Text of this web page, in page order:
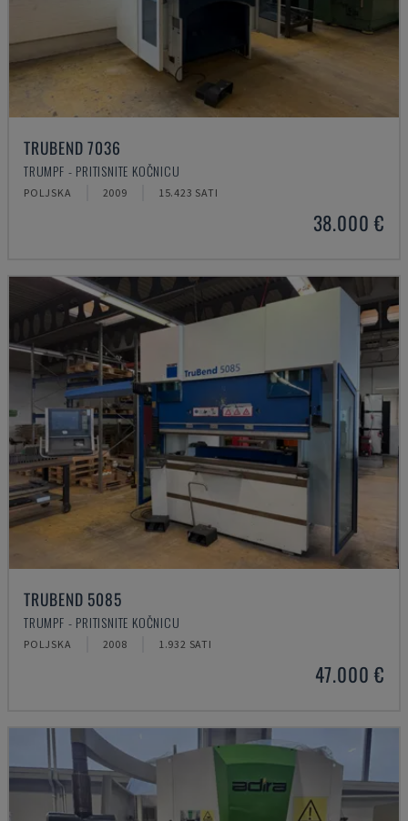
TRUBEND 7036
TRUMPF - PRITISNITE KOČNICU
POLJSKA 2009 15.423 SATI
38.000 €
TRUBEND 5085
TRUMPF - PRITISNITE KOČNICU
POLJSKA 2008 1.932 SATI
47.000 €